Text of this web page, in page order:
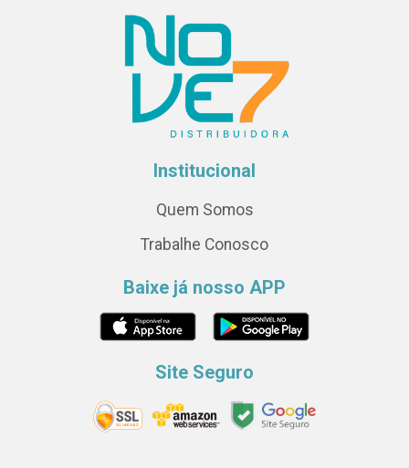
Institucional
Quem Somos
Trabalhe Conosco
Baixe já nosso APP
Site Seguro